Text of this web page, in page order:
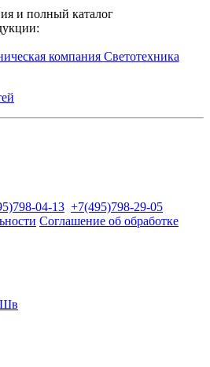
и полный каталог
04-13 +7(495)798-29-05
Соглашение об обработке